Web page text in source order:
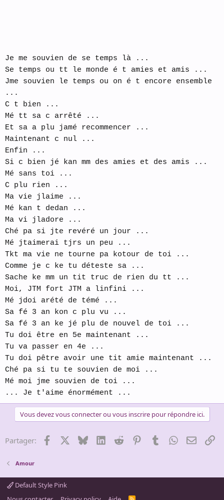
Je me souvien de se temps là ...
Se temps ou tt le monde é t amies et amis ...
Jme souvien le temps ou on é t encore ensemble
...
C t bien ...
Mé tt sa c arrêté ...
Et sa a plu jamé recommencer ...
Maintenant c nul ...
Enfin ...
Si c bien jé kan mm des amies et des amis ...
Mé sans toi ...
C plu rien ...
Ma vie jlaime ...
Mé kan t dedan ...
Ma vi jladore ...
Ché pa si jte revéré un jour ...
Mé jtaimerai tjrs un peu ...
Tkt ma vie ne tourne pa kotour de toi ...
Comme je c ke tu déteste sa ...
Sache ke mm un tit truc de rien du tt ...
Moi, JTM fort JTM a linfini ...
Mé jdoi arété de témé ...
Sa fé 3 an kon c plu vu ...
Sa fé 3 an ke jé plu de nouvel de toi ...
Tu doi être en 5e maintenant ...
Tu va passer en 4e ...
Tu doi pêtre avoir une tit amie maintenant ...
Ché pa si tu te souvien de moi ...
Mé moi jme souvien de toi ...
... Je t'aime énormément ...
Vous devez vous connecter ou vous inscrire pour répondre ici.
Partager: Facebook BlueskyLinkedInReddit PinterestTumblrWhatsApp
Email
Amour
Default Style Pink
R